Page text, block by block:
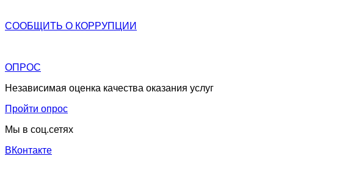
СООБЩИТЬ О КОРРУПЦИИ
ОПРОС
Независимая оценка качества оказания услуг
Пройти опрос
Мы в соц.сетях
ВКонтакте